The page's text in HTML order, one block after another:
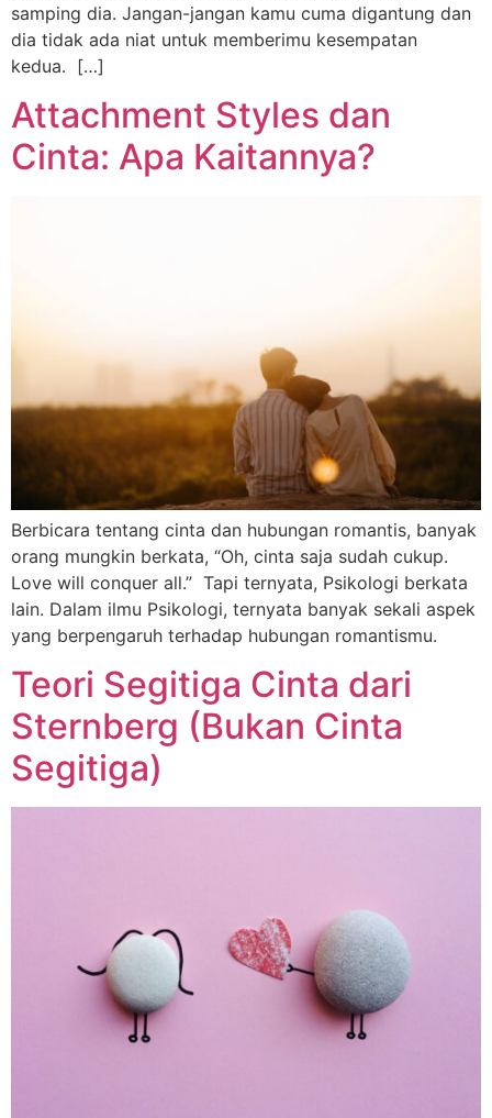
samping dia. Jangan-jangan kamu cuma digantung dan
dia tidak ada niat untuk memberimu kesempatan
kedua. […]
Attachment Styles dan
Cinta: Apa Kaitannya?
Berbicara tentang cinta dan hubungan romantis, banyak
orang mungkin berkata, “Oh, cinta saja sudah cukup.
Love will conquer all.” Tapi ternyata, Psikologi berkata
lain. Dalam ilmu Psikologi, ternyata banyak sekali aspek
yang berpengaruh terhadap hubungan romantismu.
Teori Segitiga Cinta dari
Sternberg (Bukan Cinta
Segitiga)